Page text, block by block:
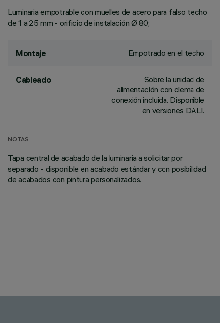
Luminaria empotrable con muelles de acero para falso techo
de 1 a 25 mm - orificio de instalación Ø 80;
Montaje Empotrado en el techo
Cableado
Sobre la unidad de
alimentación con clema de
conexión incluida. Disponible
en versiones DALI.
NOTAS
Tapa central de acabado de la luminaria a solicitar por
separado - disponible en acabado estándar y con posibilidad
de acabados con pintura personalizados.